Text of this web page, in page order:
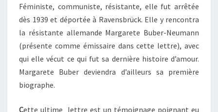
Féministe, communiste, résistante, elle fut arrêtée
dès 1939 et déportée à Ravensbrück. Elle y rencontra
la résistante allemande Margarete Buber-Neumann
(présente comme émissaire dans cette lettre), avec
qui elle vécut ce qui fut sa dernière histoire d’amour.
Margarete Buber deviendra d’ailleurs sa première
biographe.
Cette ultime lettre est un témoignage poignant eu